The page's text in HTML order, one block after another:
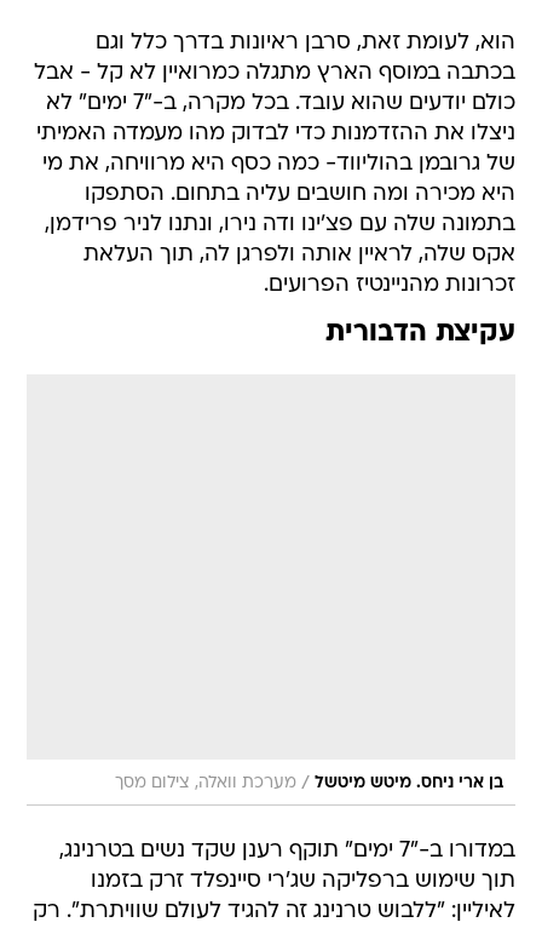
הוא, לעומת זאת, סרבן ראיונות בדרך כלל וגם
בכתבה במוסף הארץ מתגלה כמרואיין לא קל - אבל
כולם יודעים שהוא עובד. בכל מקרה, ב-"7 ימים" לא
ניצלו את ההזדמנות כדי לבדוק מהו מעמדה האמיתי
של גרובמן בהוליווד- כמה כסף היא מרוויחה, את מי
היא מכירה ומה חושבים עליה בתחום. הסתפקו
בתמונה שלה עם פצ'ינו ודה נירו, ונתנו לניר פרידמן,
אקס שלה, לראיין אותה ולפרגן לה, תוך העלאת
זכרונות מהניינטיז הפרועים.
עקיצת הדבורית
בן ארי ניחס. מיטש מיטשל / מערכת וואלה, צילום מסך
במדורו ב-"7 ימים" תוקף רענן שקד נשים בטרנינג,
תוך שימוש ברפליקה שג'רי סיינפלד זרק בזמנו
לאיליין: "ללבוש טרנינג זה להגיד לעולם שוויתרת". רק